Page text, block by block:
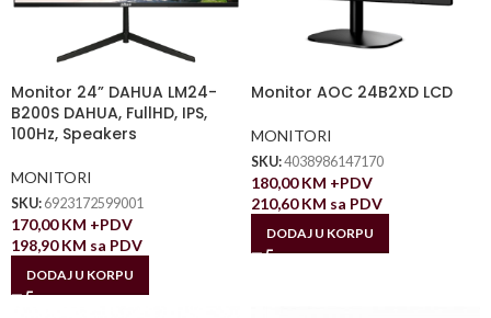
Monitor 24” DAHUA LM24-
B200S DAHUA, FullHD, IPS,
100Hz, Speakers
MONITORI
SKU: 6923172599001
170,00KM +PDV
198,90KM sa PDV
DODAJ U KORPU
Monitor AOC 24B2XD LCD
MONITORI
SKU:4038986147170
180,00KM +PDV
210,60KM sa PDV
DODAJ U KORPU